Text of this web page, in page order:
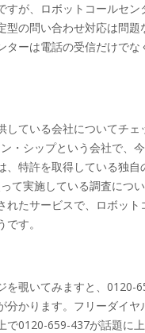
すが、ロボットコールセ
型の問い合わせ対応は問
ターは電話の受信だけで
ている会社についてチ
・シップという会社で、
、特許を取得している独
て実施している調査につ
たサービスで、ロボッ
す。
を覗いてみますと、
分かります。フリーダイ
で0120-659-437が話題に